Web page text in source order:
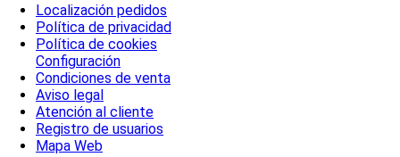
Localización pedidos
Política de privacidad
Política de cookies
Configuración
Condiciones de venta
Aviso legal
Atención al cliente
Registro de usuarios
Mapa Web